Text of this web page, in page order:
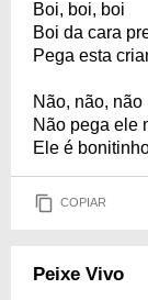
Boi, boi, boi
Boi da cara
Pega esta
Não, não, não
Não pega ele
Ele é
COPIAR
Peixe Vivo